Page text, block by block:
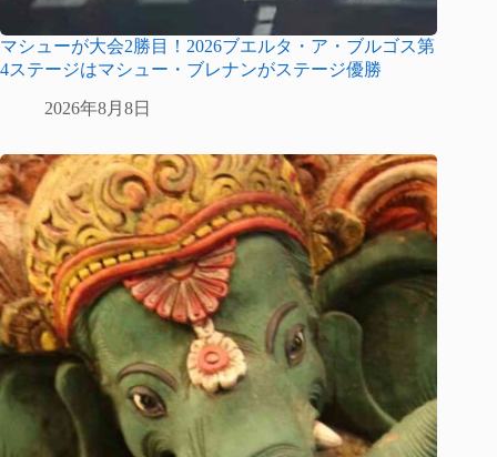
マシューが大会2勝目！2026ブエルタ・ア・ブルゴス第
4ステージはマシュー・ブレナンがステージ優勝
2026年8月8日